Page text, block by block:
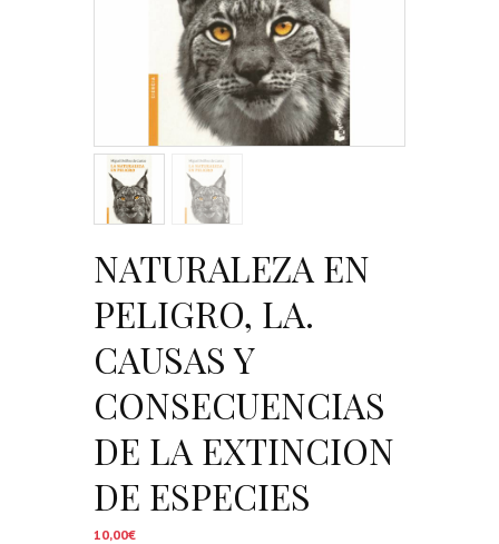
NATURALEZA EN
PELIGRO, LA.
CAUSAS Y
CONSECUENCIAS
DE LA EXTINCION
DE ESPECIES
10,00€